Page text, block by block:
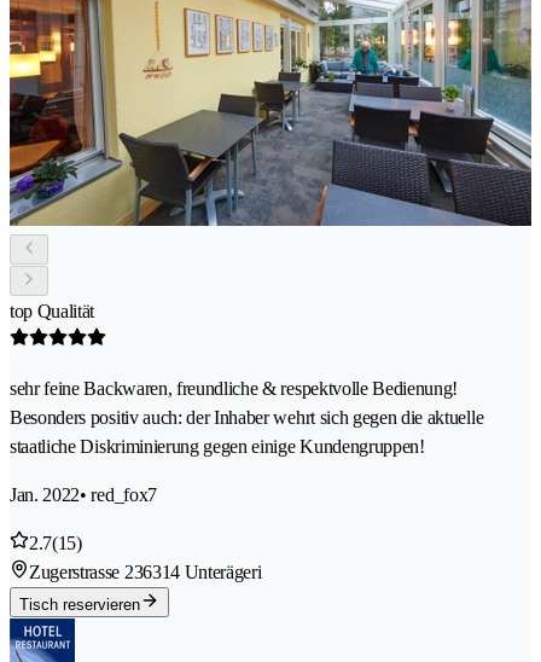
top Qualität
sehr feine Backwaren, freundliche & respektvolle Bedienung!
Besonders positiv auch: der Inhaber wehrt sich gegen die aktuelle
staatliche Diskriminierung gegen einige Kundengruppen!
Jan. 2022• red_fox7
2.7(15)
Zugerstrasse 236314 Unterägeri
Tisch reservieren